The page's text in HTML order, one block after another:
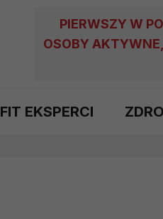
PIERWSZY W
OSOBY
FIT EKSPERCI